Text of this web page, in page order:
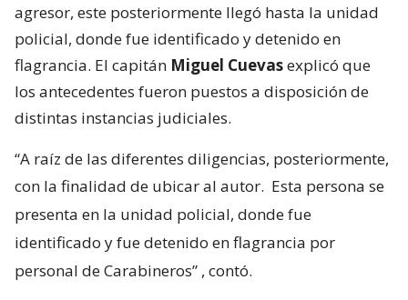
agresor, este posteriormente llegó hasta la unidad
policial, donde fue identificado y detenido en
flagrancia. El capitán Miguel Cuevasexplicó que
los antecedentes fueron puestos a disposición de
distintas instancias judiciales.
“A raíz de las diferentes diligencias, posteriormente,
con la finalidad de ubicar al autor. Esta persona se
presenta en la unidad policial, donde fue
identificado y fue detenido en flagrancia por
personal de Carabineros” , contó.